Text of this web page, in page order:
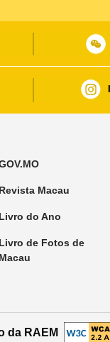
Revista Macau
Livro do Ano
Livro de Fotos de
Macau
da RAEM